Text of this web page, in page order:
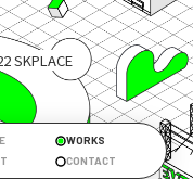
SKPLACE
WORKS
CONTACT